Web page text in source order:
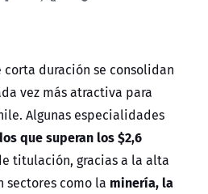
corta duración se consolidan
vez más atractiva para
Algunas especialidades
que superan los $2,6
titulación, gracias a la alta
sectores como la minería, la